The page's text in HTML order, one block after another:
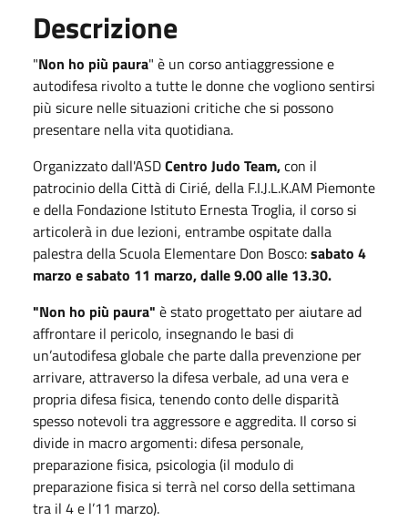
Descrizione
"Non ho più paura" è un corso antiaggressione e
autodifesa rivolto a tutte le donne che vogliono sentirsi
più sicure nelle situazioni critiche che si possono
presentare nella vita quotidiana.
Organizzato dall'ASDCentro Judo Team,con il
patrocinio della Città di Cirié, della F.I.J.L.K.AM Piemonte
e della Fondazione Istituto Ernesta Troglia, il corso si
articolerà in due lezioni, entrambe ospitate dalla
palestra della Scuola Elementare Don Bosco:sabato 4
marzo e sabato 11 marzo, dalle 9.00 alle 13.30.
"Non ho più paura" è stato progettato per aiutare ad
affrontare il pericolo, insegnando le basi di
un’autodifesa globale che parte dalla prevenzione per
arrivare, attraverso la difesa verbale, ad una vera e
propria difesa fisica, tenendo conto delle disparità
spesso notevoli tra aggressore e aggredita. Il corso si
divide in macro argomenti: difesa personale,
preparazione fisica, psicologia (il modulo di
preparazione fisica si terrà nel corso della settimana
tra il 4 e l’11 marzo).